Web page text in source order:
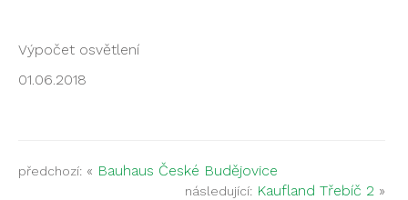
Výpočet osvětlení
01.06.2018
předchozí: « Bauhaus České Budějovice
následující: Kaufland Třebíč 2 »